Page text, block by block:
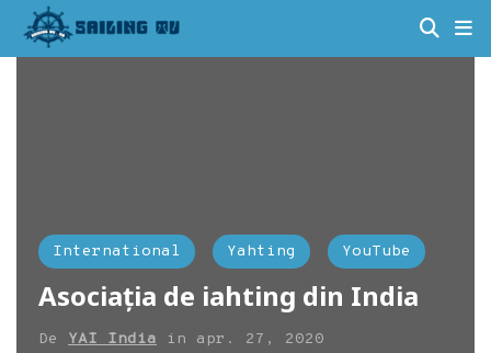
International Yahting YouTube
Asociația de iahting din India
De YAI India in apr. 27, 2020